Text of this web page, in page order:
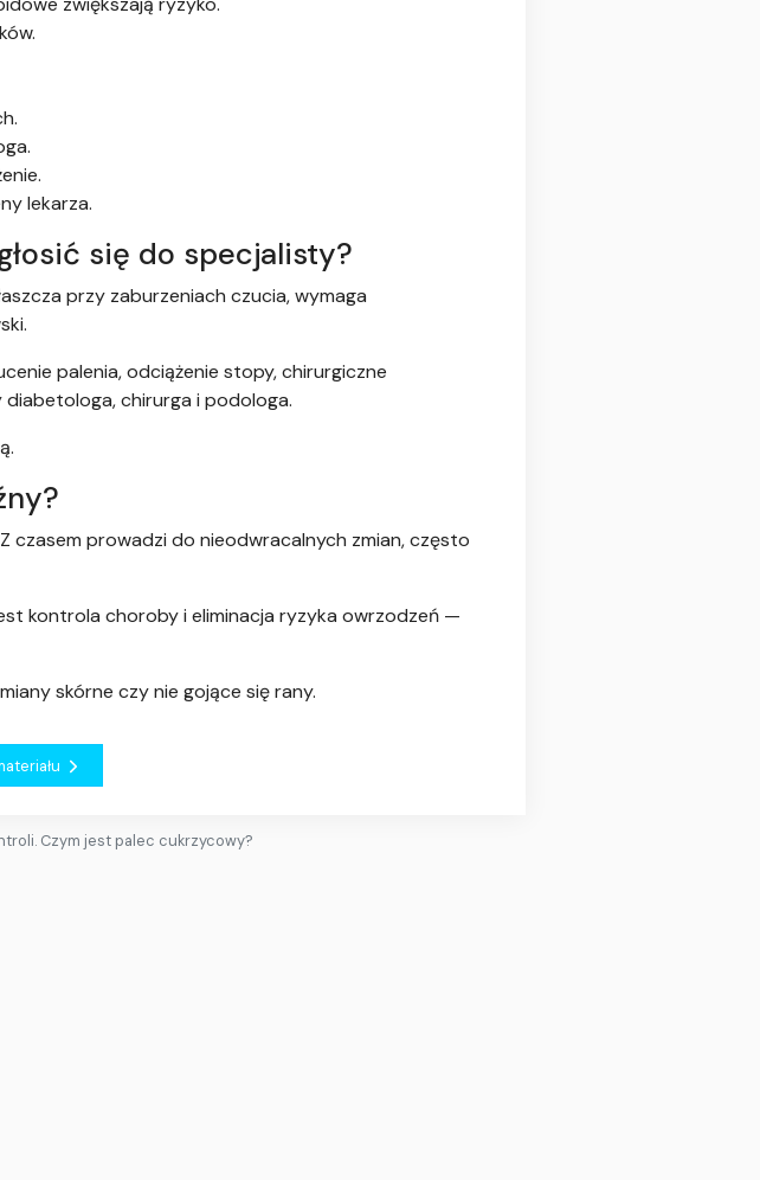
lekarza.
się do specjalisty?
przy zaburzeniach czucia, wymaga
palenia, odciążenie stopy, chirurgiczne
chirurga i podologa.
czasem prowadzi do nieodwracalnych zmian, często
kontrola choroby i eliminacja ryzyka owrzodzeń —
skórne czy nie gojące się rany.
Czym jest palec cukrzycowy?